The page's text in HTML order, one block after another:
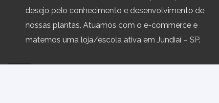
desejo pelo conhecimento e desenvolvimento de
nossas plantas. Atuamos com o e-commerce e
matemos uma loja/escola ativa em Jundiaí – SP.